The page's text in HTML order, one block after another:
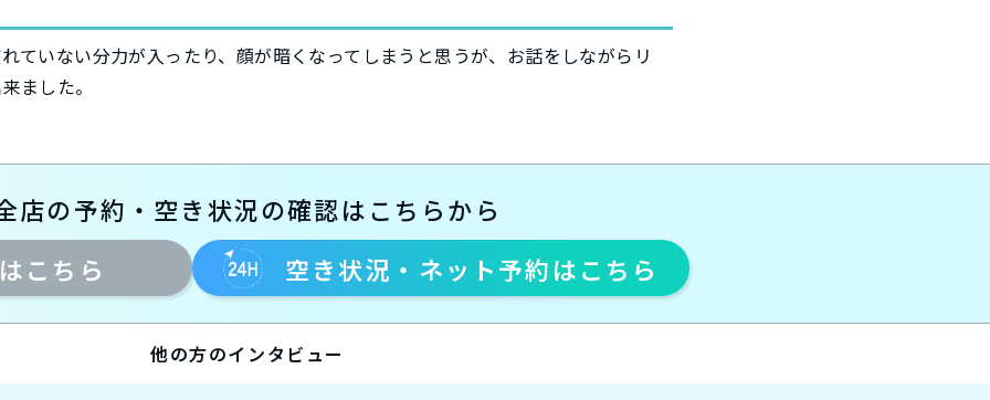
ていない分力が入ったり、顔が暗くなってしまうと思うが、お話をしながらリ
ました。
店の予約・空き状況の確認はこちらから
はこちら
空き状況・ネット予約はこちら
他の方のインタビュー